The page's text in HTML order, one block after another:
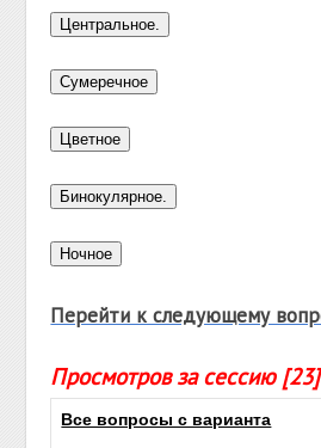
Перейти к следующему
Просмотров за сессию [23]
Все вопросы с варианта